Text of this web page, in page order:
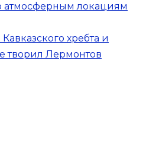
атмосферным локациям
хребта и
творил Лермонтов